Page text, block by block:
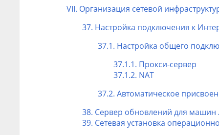
VII. Организация сетевой
37. Настройка подключения к
37.1. Настройка общего
37.1.1. Прокси-сервер
37.1.2. NAT
37.2. Автоматическое
38. Сервер обновлений для машин
39. Сетевая установка